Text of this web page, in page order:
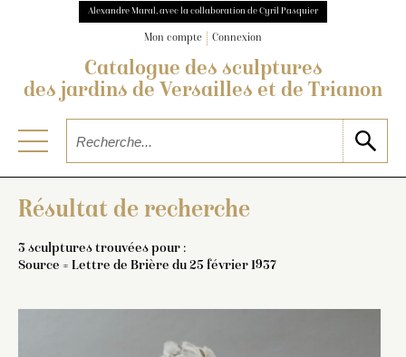
Alexandre Maral, avec la collaboration de Cyril Pasquier
Mon compte Connexion
Catalogue des sculptures
des jardins de Versailles et de Trianon
Résultat de recherche
3 sculptures trouvées pour :
Source = Lettre de Brière du 25 février 1937